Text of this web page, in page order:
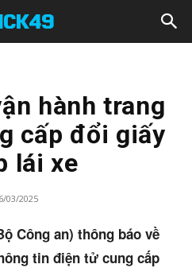
hành trang
cấp đổi giấy
lái xe
03/2025
Công an) thông báo về
tin điện tử cung cấp